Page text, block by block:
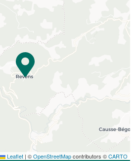
Leaflet | ©OpenStreetMapcontributors ©CARTO